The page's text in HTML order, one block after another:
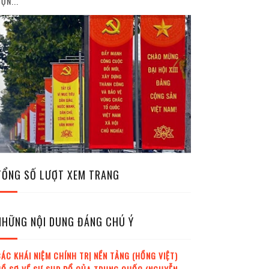
SỐ LƯỢT XEM TRANG
NỘI DUNG ĐÁNG CHÚ Ý
KHÁI NIỆM CHÍNH TRỊ NỀN TẢNG (HỒNG VIỆT)